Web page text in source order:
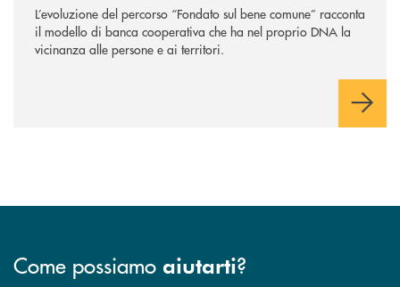
L’evoluzione del percorso “Fondato sul bene comune” racconta
il modello di banca cooperativa che ha nel proprio DNA la
vicinanza alle persone e ai territori.
Come possiamo aiutarti?